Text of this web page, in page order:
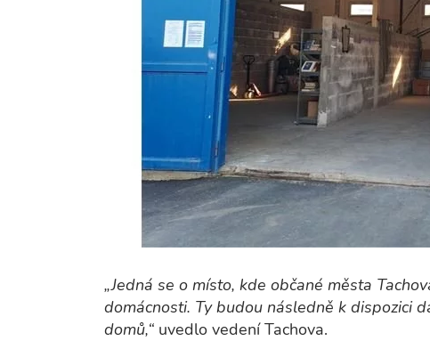
„Jedná se o místo, kde občané města
domácnosti. Ty budou následně k dispozici
domů,“ uvedlo vedení Tachova.